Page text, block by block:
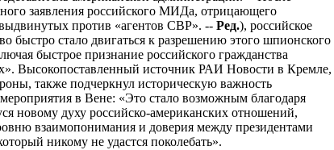
заявления российского МИДа, отрицающего
против «агентов СВР». -- Ред.), российское
быстро стало двигаться к разрешению этого шпионского
быстрое признание российского гражданства
Высокопоставленный источник РАИ Новости в Кремле,
также подчеркнул историческую важность
в Вене: «Это стало возможным благодаря
новому духу российско-американских отношений,
взаимопонимания и доверия между президентами
никому не удастся поколебать».